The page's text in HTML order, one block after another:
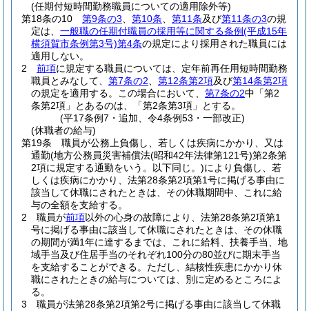
(任期付短時間勤務職員についての適用除外等)
第18条の10
第9条の3 第10条 第11条及び第11条の3の規
定は、 一般職の任期付職員の採用等に関する条例(平成15年
横須賀市条例第3号)第4条の規定により採用された職員には
適用しない。
2
前項に規定する職員については、定年前再任用短時間勤務
職員とみなして、 第7条の2 第12条第2項及び第14条第2項
の規定を適用する。
この場合において、 第7条の2中「第2
条第2項」とあるのは、「第2条第3項」とする。
(平17条例7・追加、令4条例53・一部改正)
(休職者の給与)
第19条
職員が公務上負傷し、若しくは疾病にかかり、又は
通勤(地方公務員災害補償法(昭和42年法律第121号)第2条第
2項に規定する通勤をいう。以下同じ。)により負傷し、若
しくは疾病にかかり、法第28条第2項第1号に掲げる事由に
該当して休職にされたときは、その休職期間中、これに給
与の全額を支給する。
2
職員が前項以外の心身の故障により、法第28条第2項第1
号に掲げる事由に該当して休職にされたときは、その休職
の期間が満1年に達するまでは、これに給料、扶養手当、地
域手当及び住居手当のそれぞれ100分の80並びに期末手当
を支給することができる。 ただし、結核性疾患にかかり休
職にされたときの給与については、別に定めるところによ
る。
3
職員が法第28条第2項第2号に掲げる事由に該当して休職